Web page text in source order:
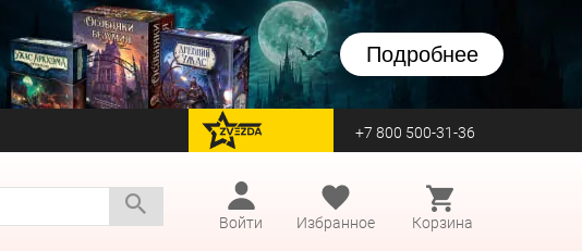
Подробнее
перейти на Zvezda +7 800 500-31-36
Войти
Избранное Корзина